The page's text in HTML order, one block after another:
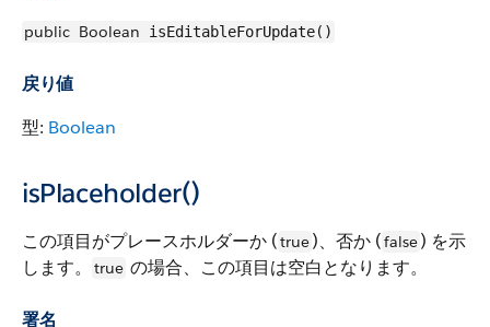
public Boolean isEditableForUpdate()
戻り値
型: Boolean
isPlaceholder()
この項目がプレースホルダーか (true)、否か (false) を示
します。
true の場合、この項目は空白となります。
署名